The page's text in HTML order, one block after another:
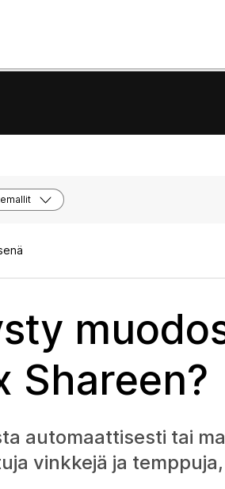
Shareen?
automaattisesti tai
vinkkejä ja